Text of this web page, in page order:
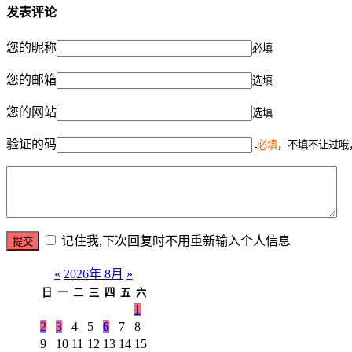
发表评论
您的昵称 必填
您的邮箱 选填
您的网站 选填
验证的码 必填，不填不让过
记住我,下次回复时不用重新输入个人信息
« 2026年 8月 »
日 一 二 三 四 五 六
1
2
3 4 5 6 7
8
9
10 11 12 13 14 15